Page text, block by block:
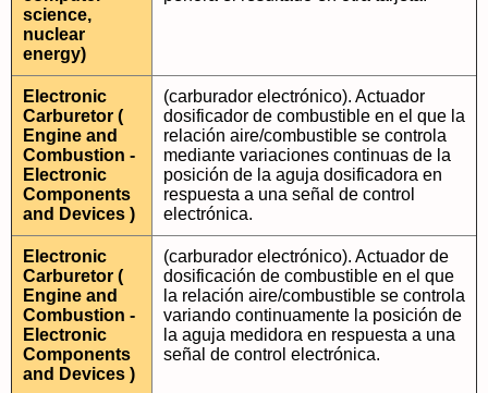
science,
nuclear
energy)
Electronic
Carburetor (
Engine and
Combustion -
Electronic
Components
and Devices )
(carburador electrónico). Actuador
dosificador de combustible en el que la
relación aire/combustible se controla
mediante variaciones continuas de la
posición de la aguja dosificadora en
respuesta a una señal de control
electrónica.
Electronic
Carburetor (
Engine and
Combustion -
Electronic
Components
and Devices )
(carburador electrónico). Actuador de
dosificación de combustible en el que
la relación aire/combustible se controla
variando continuamente la posición de
la aguja medidora en respuesta a una
señal de control electrónica.